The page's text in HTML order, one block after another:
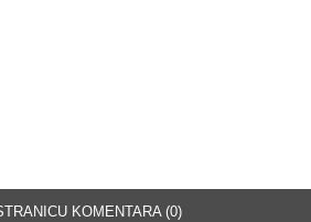
KOMENTARA (0)